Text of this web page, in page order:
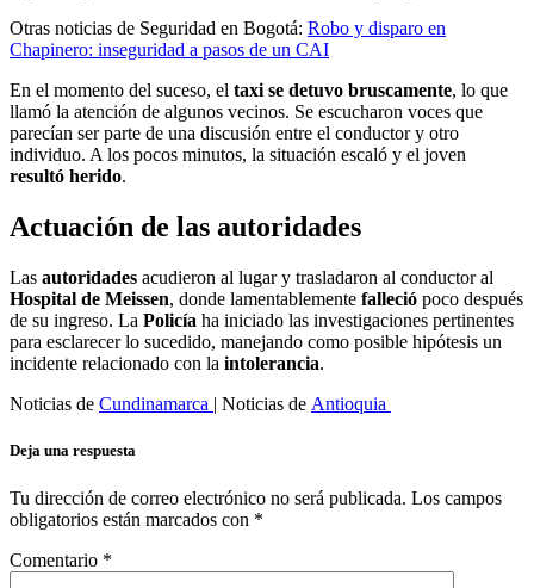
Otras noticias de Seguridad en Bogotá: Robo y disparo en
Chapinero: inseguridad a pasos de un CAI
En el momento del suceso, el taxi se detuvo bruscamente, lo que
llamó la atención de algunos vecinos. Se escucharon voces que
parecían ser parte de una discusión entre el conductor y otro
individuo. A los pocos minutos, la situación escaló y el joven
resultó herido.
Actuación de las autoridades
Las autoridades acudieron al lugar y trasladaron al conductor al
Hospital de Meissen, donde lamentablemente falleció poco después
de su ingreso. La Policía ha iniciado las investigaciones pertinentes
para esclarecer lo sucedido, manejando como posible hipótesis un
incidente relacionado con la intolerancia.
Noticias de Cundinamarca | Noticias de Antioquia
Deja una respuesta
Tu dirección de correo electrónico no será publicada. Los campos
obligatorios están marcados con *
Comentario *